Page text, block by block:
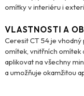
omítky v interiéru i
VLASTNOSTI A
Ceresit CT 54 je
omítek, vnitřních omítek
aplikovat na všechny
a umožňuje okamžitou
povrchovou úpravu